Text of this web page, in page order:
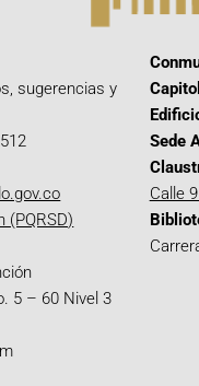
sugerencias y
(PQRSD)
5 – 60 Nivel 3
Sede
Calle